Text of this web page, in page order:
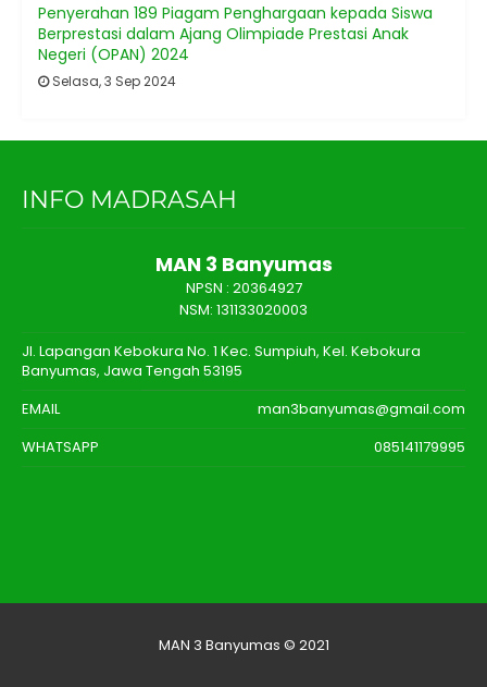
Penyerahan 189 Piagam Penghargaan kepada Siswa
Berprestasi dalam Ajang Olimpiade Prestasi Anak
Negeri (OPAN) 2024
Selasa, 3 Sep 2024
INFO MADRASAH
MAN 3 Banyumas
NPSN : 20364927
NSM: 131133020003
Jl. Lapangan Kebokura No. 1 Kec. Sumpiuh, Kel. Kebokura
Banyumas, Jawa Tengah 53195
EMAIL
man3banyumas@gmail.com
WHATSAPP
085141179995
MAN 3 Banyumas © 2021